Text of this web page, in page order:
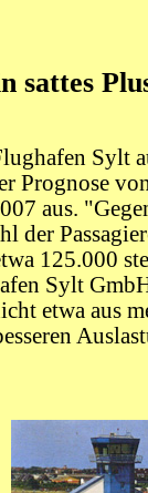
sattes
Sylt
Prognose
aus.
der
125.000
Sylt
etwa aus